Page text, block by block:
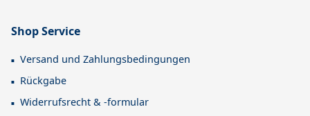
Shop Service
Versand und Zahlungsbedingungen
Rückgabe
Widerrufsrecht & -formular